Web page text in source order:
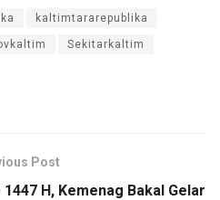
kaltimtararepublika
Sekitarkaltim
Post
H, Kemenag Bakal Gelar